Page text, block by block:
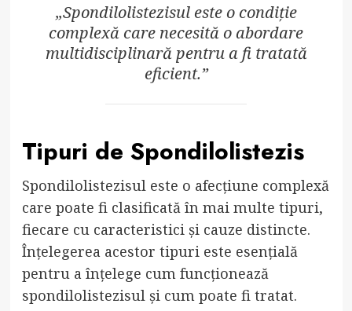
„Spondilolistezisul este o condiție
complexă care necesită o abordare
multidisciplinară pentru a fi tratată
eficient.”
Tipuri de Spondilolistezis
Spondilolistezisul este o afecțiune complexă
care poate fi clasificată în mai multe tipuri,
fiecare cu caracteristici și cauze distincte.
Înțelegerea acestor tipuri este esențială
pentru a înțelege cum funcționează
spondilolistezisul și cum poate fi tratat.